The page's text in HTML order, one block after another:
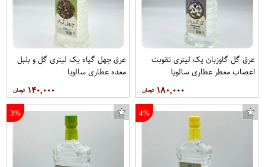
عرق گل گاوزبان یک لیتری تقوبت
اعصاب معطر عطاری سالویا
۱۸۰,۰۰۰
عرق چهل گیاه یک لیتری گل و بلبل
معده عطاری سالویا
۱۴۰,۰۰۰
4%
3%